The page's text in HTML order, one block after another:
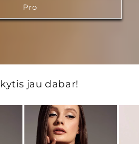
Pro
jau dabar!